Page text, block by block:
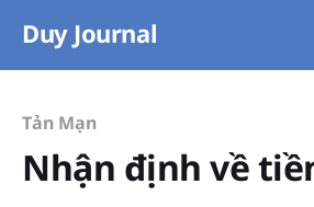
Duy Journal
Tản Mạn
Nhận định về